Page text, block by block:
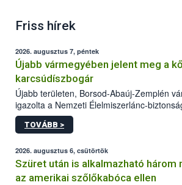
Friss hírek
2026. augusztus 7, péntek
Újabb vármegyében jelent meg a
karcsúdíszbogár
Újabb területen, Borsod-Abaúj-Zemplén
igazolta a Nemzeti Élelmiszerlánc-
kőrisrontó karcsúdíszbogár (Agrilus
kártevőt nem csak színcsapdában találták
az intenzív felderítést, emellett az
hatósággal is összehangolják a terjedés
TOVÁBB >
2026. augusztus 6, csütörtök
Szüret után is alkalmazható három
az amerikai szőlőkabóca ellen